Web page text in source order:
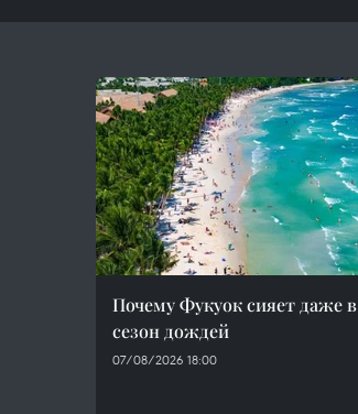
Почему Фукуок сияет даже в
сезон дождей
07/08/2026 18:00